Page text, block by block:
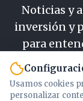
Noticias y
inversión y
para
Usamos cookies
personalizar